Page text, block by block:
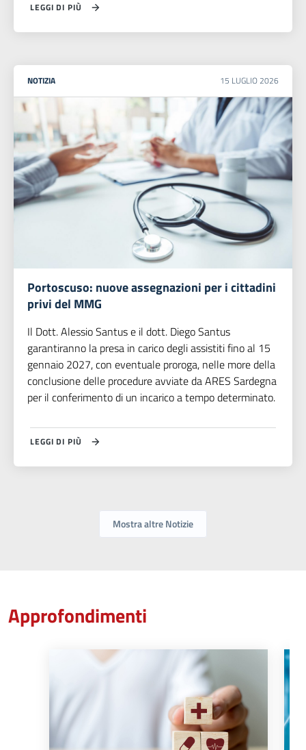
LEGGI DI PIÙ
NOTIZIA 15 LUGLIO 2026
Portoscuso: nuove assegnazioni per i cittadini
privi del MMG
Il Dott. Alessio Santus e il dott. Diego Santus
garantiranno la presa in carico degli assistiti fino al 15
gennaio 2027, con eventuale proroga, nelle more della
conclusione delle procedure avviate da ARES Sardegna
per il conferimento di un incarico a tempo determinato.
LEGGI DI PIÙ
Mostra altre Notizie
Approfondimenti